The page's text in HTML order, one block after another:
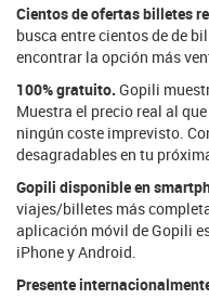
Cientos de ofertas billetes
busca entre cientos de de
encontrar la opción más
100% gratuito. Gopili
Muestra el precio real al
ningún coste imprevisto.
desagradables en tu
Gopili disponible en
viajes/billetes más
aplicación móvil de Gopili
iPhone y Android.
Presente